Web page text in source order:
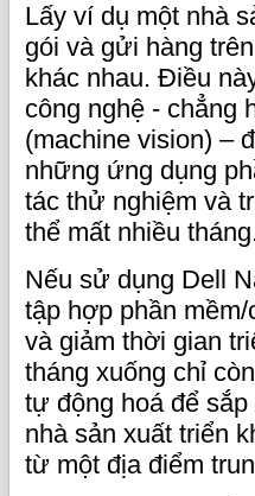
Lấy ví dụ một nhà
gói và gửi hàng
khác nhau. Điều
công nghệ - chẳng
(machine vision) –
những ứng dụng
tác thử nghiệm và
thể mất nhiều
Nếu sử dụng Dell
tập hợp phần
và giảm thời gian
tháng xuống chỉ
tự động hoá để
nhà sản xuất triển
từ một địa điểm